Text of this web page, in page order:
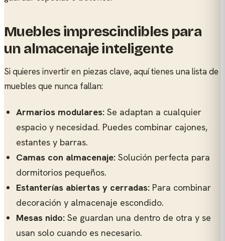
Muebles imprescindibles para
un almacenaje inteligente
Si quieres invertir en piezas clave, aquí tienes una lista de
muebles que nunca fallan:
Armarios modulares: Se adaptan a cualquier
espacio y necesidad. Puedes combinar cajones,
estantes y barras.
Camas con almacenaje: Solución perfecta para
dormitorios pequeños.
Estanterías abiertas y cerradas: Para combinar
decoración y almacenaje escondido.
Mesas nido: Se guardan una dentro de otra y se
usan solo cuando es necesario.